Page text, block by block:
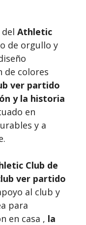
del Athletic
de orgullo y
de colores
ver partido
y la historia
en
y a
Club de
ver partido
al club y
para
en casa , la